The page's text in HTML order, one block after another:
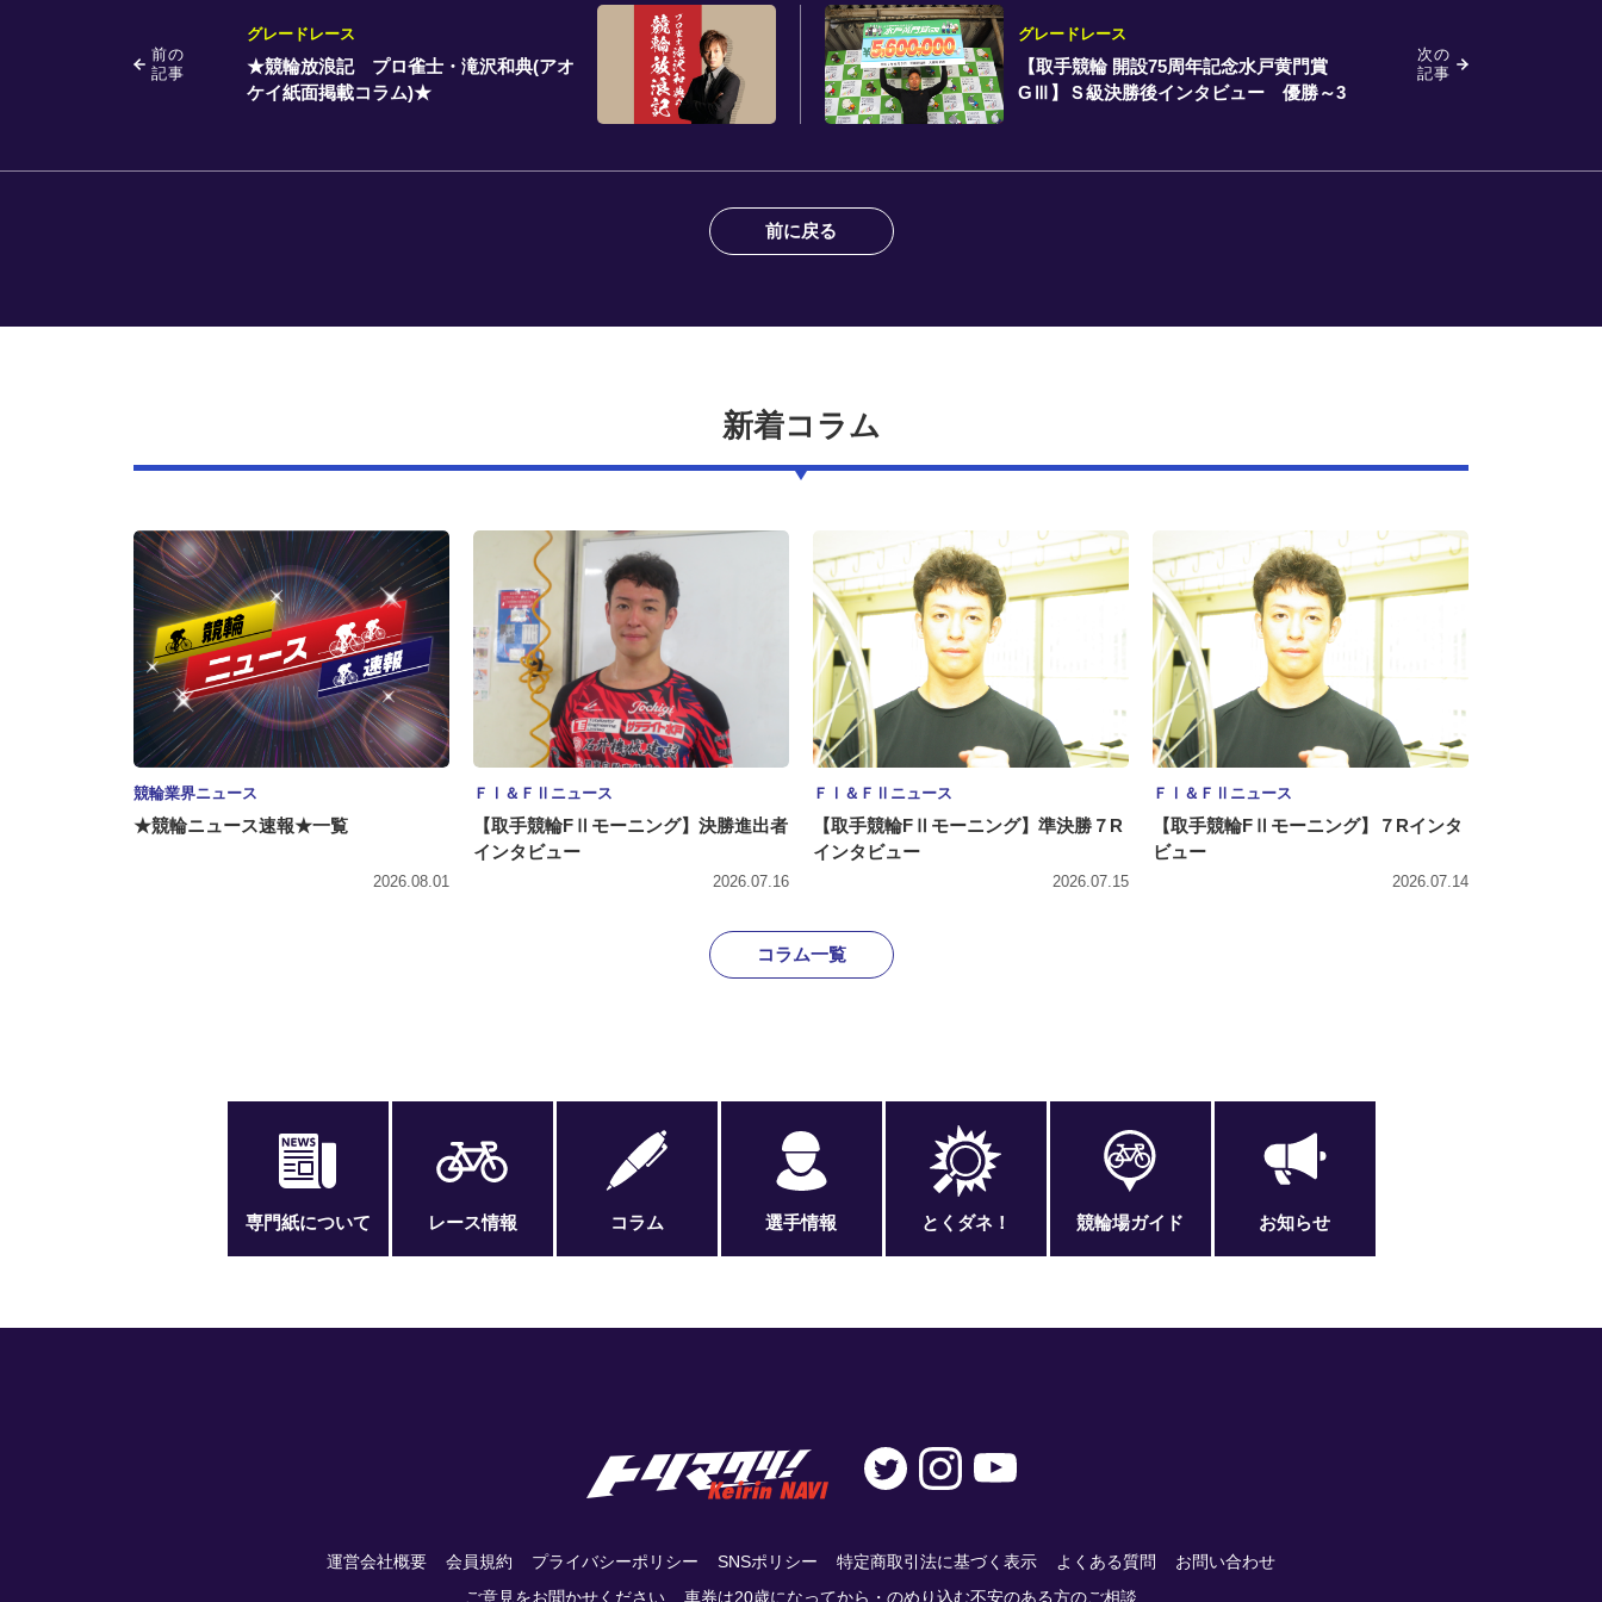
前の
記事
グレードレース
★競輪放浪記 プロ雀士・滝沢和典(アオ
ケイ紙面掲載コラム)★
次の
記事
グレードレース
【取手競輪 開設75周年記念水戸黄門賞
GⅢ】Ｓ級決勝後インタビュー 優勝～3
前に戻る
新着コラム
競輪業界ニュース
★競輪ニュース速報★一覧
2026.08.01
ＦⅠ＆ＦⅡニュース
【取手競輪FⅡモーニング】決勝進出者
インタビュー
2026.07.16
ＦⅠ＆ＦⅡニュース
【取手競輪FⅡモーニング】準決勝７R
インタビュー
2026.07.15
ＦⅠ＆ＦⅡニュース
【取手競輪FⅡモーニング】７Rインタ
ビュー
2026.07.14
コラム一覧
専門紙について レース情報 コラム 選手情報 とくダネ！ 競輪場ガイド お知らせ
運営会社概要 会員規約 プライバシーポリシー SNSポリシー 特定商取引法に基づく表示 よくある質問
お問い合わせ
ご意見をお聞かせください
車券は20歳になってから・のめり込む不安のある方のご相談